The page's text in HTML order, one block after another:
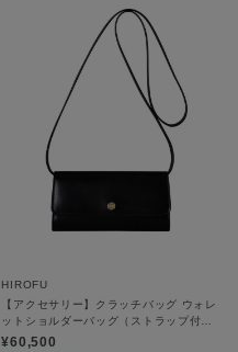
HIROFU
【アクセサリー】クラッチバッグ ウォレ
ットショルダーバッグ（ストラップ付
き）ミニバッグ レザー 2WAY 本革（商
¥60,500